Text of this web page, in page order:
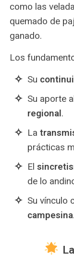
como las
quemado de
ganado.
Los
Su
Su aporte
regional.
La
prácticas
El
de lo
Su vínculo
campesina.